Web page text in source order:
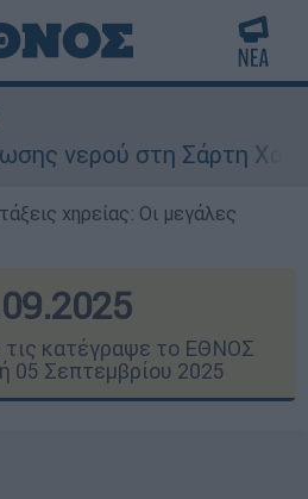
Σάρτη Χαλκιδικής -
χηρείας: Οι μεγάλες
τις κατέγραψε το ΕΘΝΟΣ
05 Σεπτεμβρίου 2025